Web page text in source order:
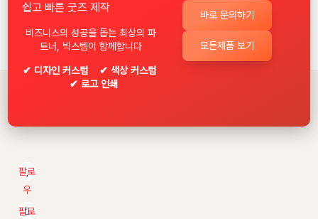
쉽고 빠른 굿즈 제작
비즈니스의 성공을 돕는 최상의 파
트너, 빅스템이 함께합니다
✔ 디자인 커스텀 ✔ 색상 커스텀
✔ 로고 인쇄
바로 문의하기
모든제품 보기
팔로
우
팔로